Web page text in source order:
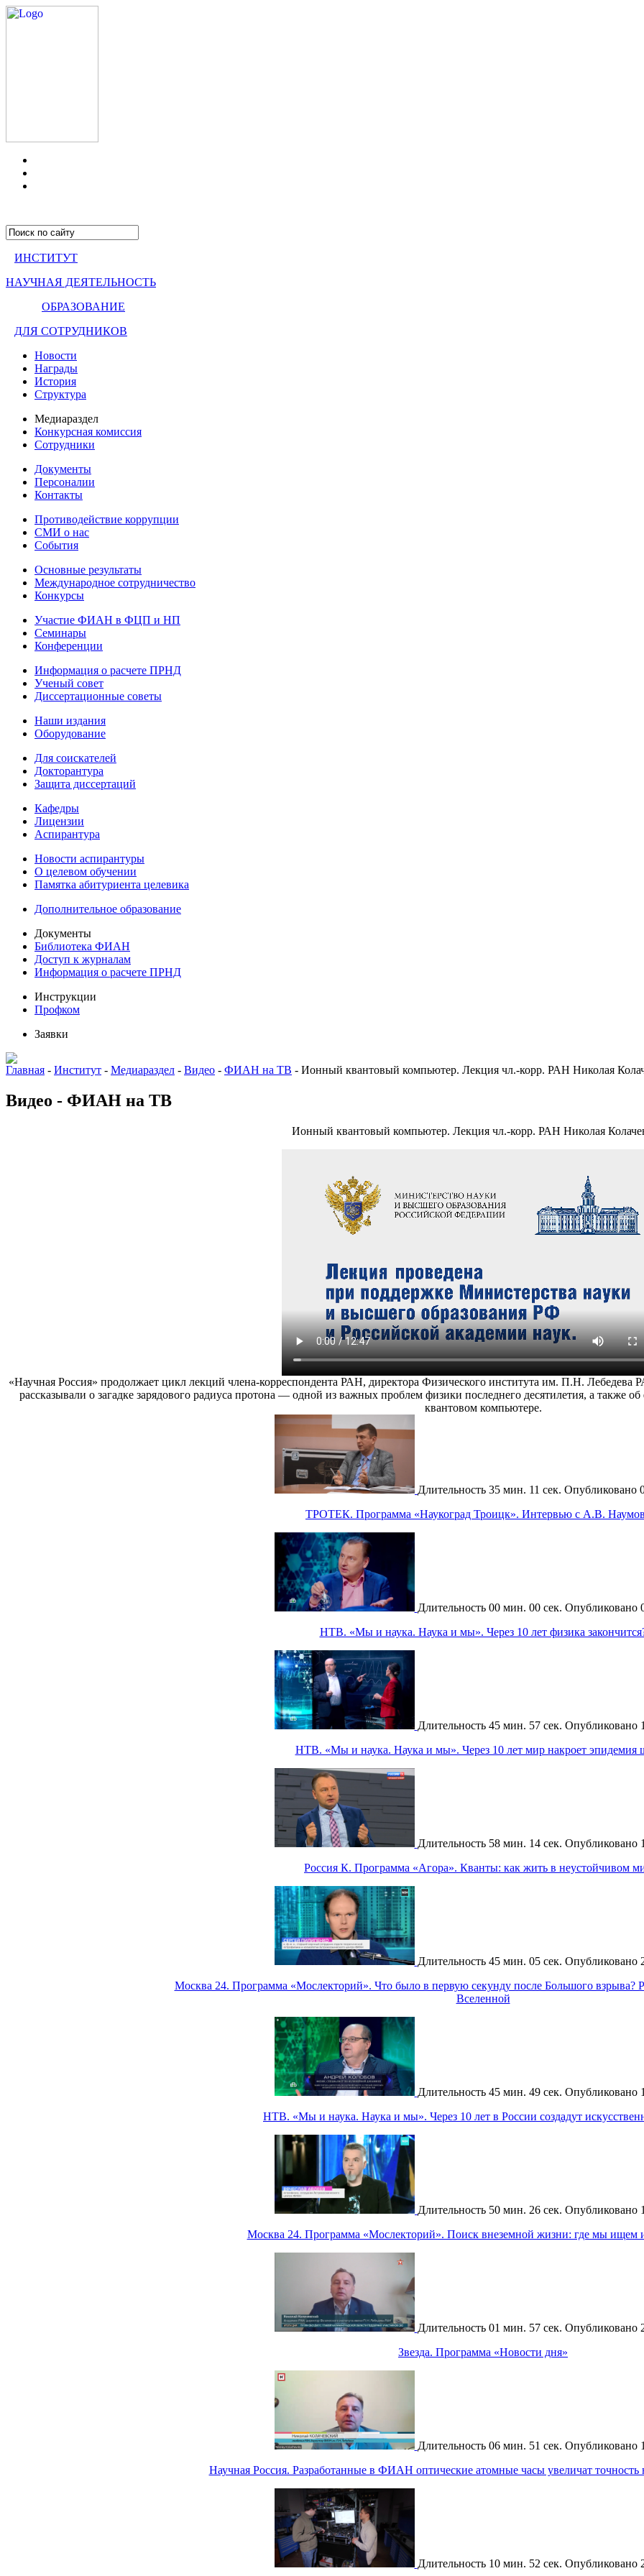
ИНСТИТУТ
НАУЧНАЯ ДЕЯТЕЛЬНОСТЬ
ОБРАЗОВАНИЕ
ДЛЯ СОТРУДНИКОВ
Новости
Награды
История
Структура
Медиараздел
Конкурсная комиссия
Сотрудники
Документы
Персоналии
Контакты
Противодействие коррупции
СМИ о нас
События
Основные результаты
Международное сотрудничество
Конкурсы
Участие ФИАН в ФЦП и НП
Семинары
Конференции
Информация о расчете ПРНД
Ученый совет
Диссертационные советы
Наши издания
Оборудование
Для соискателей
Докторантура
Защита диссертаций
Кафедры
Лицензии
Аспирантура
Новости аспирантуры
О целевом обучении
Памятка абитуриента целевика
Дополнительное образование
Документы
Библиотека ФИАН
Доступ к журналам
Информация о расчете ПРНД
Инструкции
Профком
Заявки
Главная - Институт - Медиараздел - Видео - ФИАН на ТВ - Ионный квантовый компьютер. Лекция чл.-корр. РАН Николая
Видео - ФИАН на ТВ
Ионный квантовый компьютер. Лекция чл.-корр. РАН Николая
«Научная Россия» продолжает цикл лекций члена-корреспондента РАН, директора Физического института им. П.Н.
рассказывали о загадке зарядового радиуса протона — одной из важных проблем физики последнего десятилетия, а также
квантовом компьютере.
Длительность 35 мин. 11 сек. Опубликовано
ТРОТЕК. Программа «Наукоград Троицк». Интервью с А.В.
Длительность 00 мин. 00 сек. Опубликовано
НТВ. «Мы и наука. Наука и мы». Через 10 лет физика
Длительность 45 мин. 57 сек. Опубликовано
НТВ. «Мы и наука. Наука и мы». Через 10 лет мир накроет эпидемия
Длительность 58 мин. 14 сек. Опубликовано
Россия К. Программа «Агора». Кванты: как жить в неустойчивом
Длительность 45 мин. 05 сек. Опубликовано
Москва 24. Программа «Мослекторий». Что было в первую секунду после Большого взрыва?
Вселенной
Длительность 45 мин. 49 сек. Опубликовано
НТВ. «Мы и наука. Наука и мы». Через 10 лет в России создадут
Длительность 50 мин. 26 сек. Опубликовано
Москва 24. Программа «Мослекторий». Поиск внеземной жизни: где мы ищем
Длительность 01 мин. 57 сек. Опубликовано
Звезда. Программа «Новости дня»
Длительность 06 мин. 51 сек. Опубликовано
Научная Россия. Разработанные в ФИАН оптические атомные часы увеличат
Длительность 10 мин. 52 сек. Опубликовано